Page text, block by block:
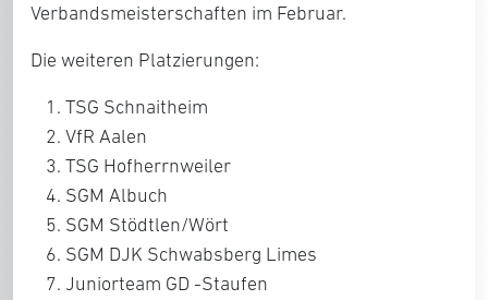
Verbandsmeisterschaften im Februar.
Die weiteren Platzierungen:
TSG Schnaitheim
VfR Aalen
TSG Hofherrnweiler
SGM Albuch
SGM Stödtlen/Wört
SGM DJK Schwabsberg Limes
Juniorteam GD -Staufen